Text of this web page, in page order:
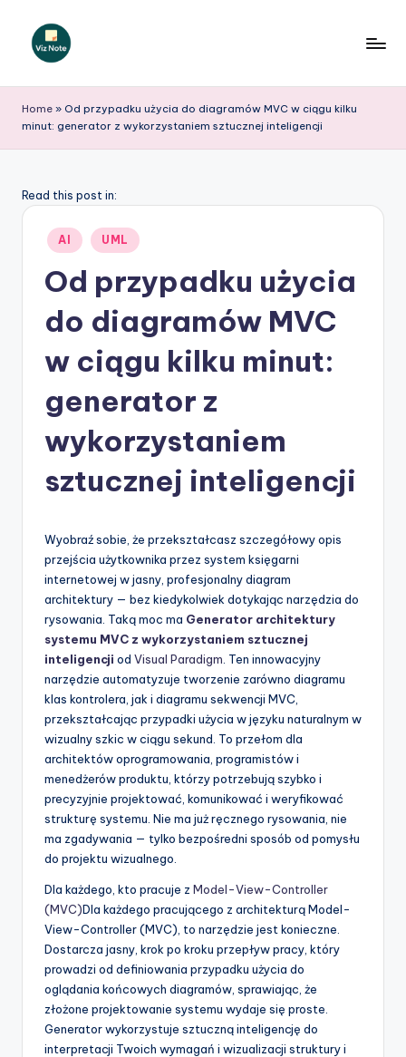
iz
N
t
A
si
&
S
o
w
d
Home » Od przypadku użycia do diagramów MVC w ciągu kilku
minut: generator z wykorzystaniem sztucznej inteligencji
Read this post in:
Posted
in
AI UML
Od przypadku użycia
do diagramów MVC
w ciągu kilku minut:
generator z
wykorzystaniem
sztucznej inteligencji
Wyobraź sobie, że przekształcasz szczegółowy opis
przejścia użytkownika przez system księgarni
internetowej w jasny, profesjonalny diagram
architektury — bez kiedykolwiek dotykając narzędzia do
rysowania. Taką moc ma Generator architektury
systemu MVC z wykorzystaniem sztucznej
inteligencji od Visual Paradigm . Ten innowacyjny
narzędzie automatyzuje tworzenie zarówno diagramu
klas kontrolera, jak i diagramu sekwencji MVC,
przekształcając przypadki użycia w języku naturalnym w
wizualny szkic w ciągu sekund. To przełom dla
architektów oprogramowania, programistów i
menedżerów produktu, którzy potrzebują szybko i
precyzyjnie projektować, komunikować i weryfikować
strukturę systemu. Nie ma już ręcznego rysowania, nie
ma zgadywania — tylko bezpośredni sposób od pomysłu
do projektu wizualnego.
Dla każdego, kto pracuje z Model-View-Controller
(MVC)Dla każdego pracującego z architekturą Model-
View-Controller (MVC), to narzędzie jest konieczne.
Dostarcza jasny, krok po kroku przepływ pracy, który
prowadzi od definiowania przypadku użycia do
oglądania końcowych diagramów, sprawiając, że
złożone projektowanie systemu wydaje się proste.
Generator wykorzystuje sztuczną inteligencję do
interpretacji Twoich wymagań i wizualizacji struktury i